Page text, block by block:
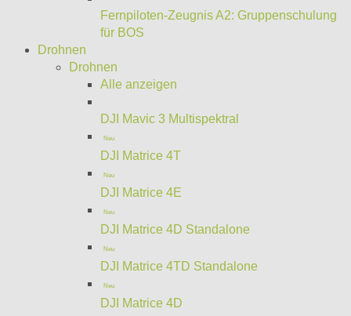
Fernpiloten-Zeugnis A2: Gruppenschulung
für BOS
Drohnen
Drohnen
Alle anzeigen
DJI Mavic 3 Multispektral
Neu
DJI Matrice 4T
Neu
DJI Matrice 4E
Neu
DJI Matrice 4D Standalone
Neu
DJI Matrice 4TD Standalone
Neu
DJI Matrice 4D